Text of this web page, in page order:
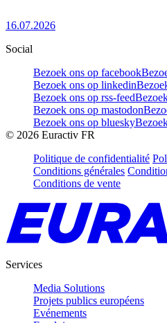
16.07.2026
Social
Bezoek ons op facebook
Bezoek ons op linkedin
Bezoek ons op rss-feed
Bezoek ons op mastodon
Bezoek ons op bluesky
© 2026 Euractiv FR
Politique de confidentialité
Conditions générales
Conditions de vente
Services
Media Solutions
Projets publics européens
Evénements